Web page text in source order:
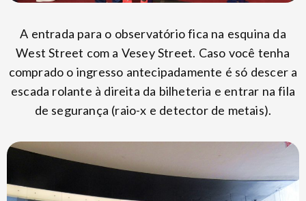
A entrada para o observatório fica na esquina da
West Street com a Vesey Street. Caso você tenha
comprado o ingresso antecipadamente é só descer a
escada rolante à direita da bilheteria e entrar na fila
de segurança (raio-x e detector de metais).